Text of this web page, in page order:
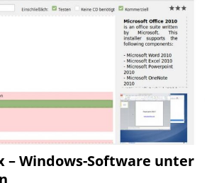
– Windows-Software unter